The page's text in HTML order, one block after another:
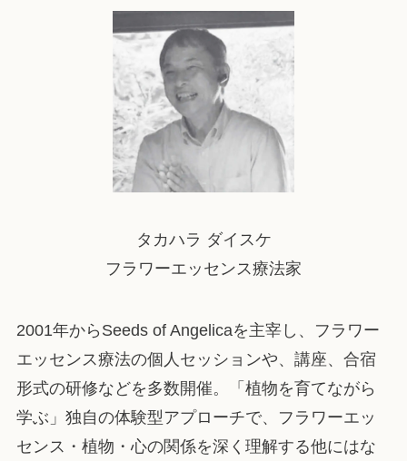
タカハラ ダイスケ
フラワーエッセンス療法家
2001年からSeeds of Angelicaを主宰し、フラワー
エッセンス療法の個人セッションや、講座、合宿
形式の研修などを多数開催。「植物を育てながら
学ぶ」独自の体験型アプローチで、フラワーエッ
センス・植物・心の関係を深く理解する他にはな